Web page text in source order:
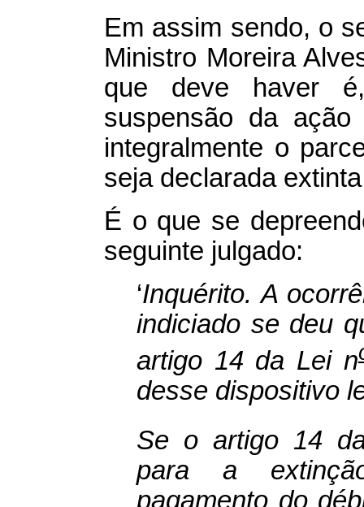
Em assim sendo, o
Ministro Moreira
que deve haver
suspensão da
integralmente o
seja declarada
É o que se
seguinte julgado:
‘Inquérito. A
indiciado se deu
artigo 14 da Lei n
desse dispositivo
Se o artigo 14
para a
pagamento do